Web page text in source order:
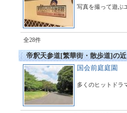
写真を撮って遊ぶ
全28件
帝釈天参道[繁華街・散歩道]の
国会前庭庭園
多くのヒットドラ